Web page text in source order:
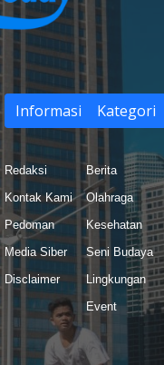
Informasi
Redaksi
Kontak Kami
Pedoman
Media Siber
Disclaimer
Kategori
Berita
Olahraga
Kesehatan
Seni Budaya
Lingkungan
Event